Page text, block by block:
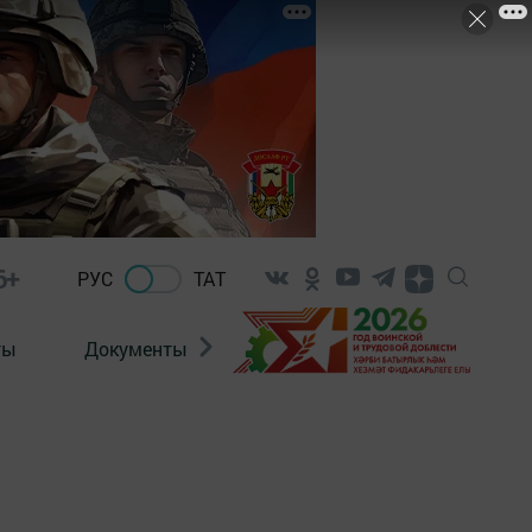
РУС ТАТ
Документы Патриотизм